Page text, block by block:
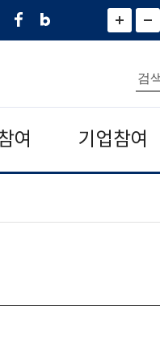
페
네
그
)
화
면
면
소
통
합
검
색
여 기업참여